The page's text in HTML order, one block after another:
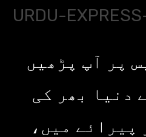
پر آپ پڑھیں
دنیا بھر کی
پیرائے میں،